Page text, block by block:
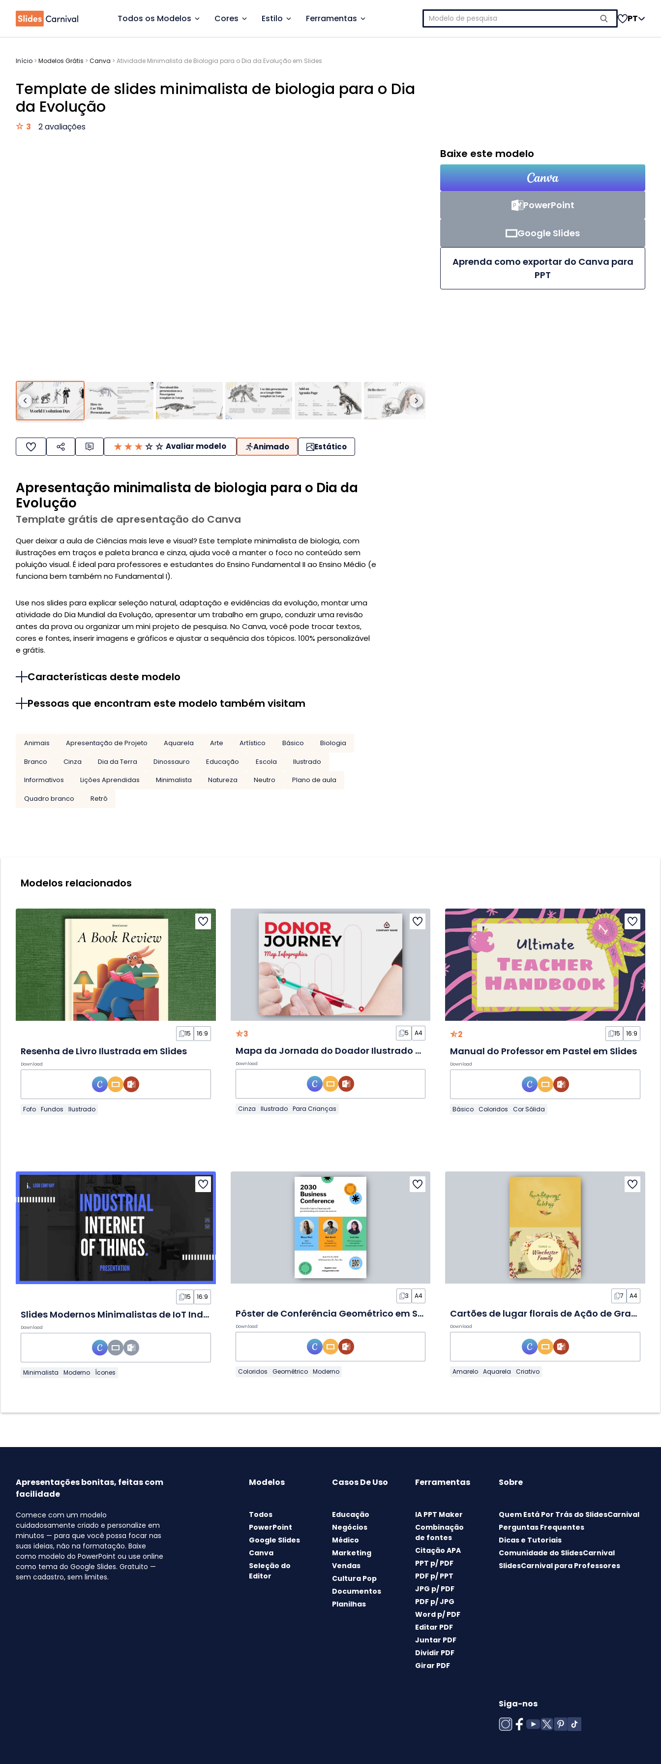
Todos os Modelos Cores Estilo Ferramentas
Pesquisar
por:
PT
Início > Modelos Grátis > Canva > Atividade Minimalista de Biologia para o Dia da Evolução em Slides
Template de slides minimalista de biologia para o Dia
da Evolução
3 2 avaliações
Avaliar modelo Animado Estático
Apresentação minimalista de biologia para o Dia da
Evolução
Template grátis de apresentação do Canva
Quer deixar a aula de Ciências mais leve e visual? Este template minimalista de biologia, com
ilustrações em traços e paleta branca e cinza, ajuda você a manter o foco no conteúdo sem
poluição visual. É ideal para professores e estudantes do Ensino Fundamental II ao Ensino Médio (e
funciona bem também no Fundamental I).
Use nos slides para explicar seleção natural, adaptação e evidências da evolução, montar uma
atividade do Dia Mundial da Evolução, apresentar um trabalho em grupo, conduzir uma revisão
antes da prova ou organizar um mini projeto de pesquisa. No Canva, você pode trocar textos,
cores e fontes, inserir imagens e gráficos e ajustar a sequência dos tópicos. 100% personalizável
e grátis.
Características deste modelo
Pessoas que encontram este modelo também visitam
Animais Apresentação de Projeto Aquarela Arte Artístico Básico
Biologia
Branco
Cinza Dia da Terra Dinossauro Educação Escola
Ilustrado
Informativos
Lições Aprendidas Minimalista Natureza Neutro
Plano de aula
Quadro branco
Retrô
Baixe este modelo
PowerPoint
Google Slides
Aprenda como exportar do Canva para
PPT
Modelos relacionados
15 16:9
Resenha de Livro Ilustrada em Slides
Download
Fofo Fundos Ilustrado
3 5 A4
Mapa da Jornada do Doador Ilustrado em Infográfico
Download
Cinza Ilustrado Para Crianças
2 15 16:9
Manual do Professor em Pastel em Slides
Download
Básico Coloridos Cor Sólida
15 16:9
Slides Modernos Minimalistas de IoT Industrial
Download
Minimalista Moderno Ícones
3 A4
Pôster de Conferência Geométrico em Slides
Download
Coloridos Geométrico Moderno
7 A4
Cartões de lugar florais de Ação de Graças em Slides
Download
Amarelo Aquarela Criativo
Apresentações bonitas, feitas com
facilidade
Comece com um modelo
cuidadosamente criado e personalize em
minutos — para que você possa focar nas
suas ideias, não na formatação. Baixe
como modelo do PowerPoint ou use online
como tema do Google Slides. Gratuito —
sem cadastro, sem limites.
Modelos
Todos
PowerPoint
Google Slides
Canva
Seleção do
Editor
Casos De Uso
Educação
Negócios
Médico
Marketing
Vendas
Cultura Pop
Documentos
Planilhas
Ferramentas
IA PPT Maker
Combinação
de fontes
Citação APA
PPT p/ PDF
PDF p/ PPT
JPG p/ PDF
PDF p/ JPG
Word p/ PDF
Editar PDF
Juntar PDF
Dividir PDF
Girar PDF
Sobre
Quem Está Por Trás do SlidesCarnival
Perguntas Frequentes
Dicas e Tutoriais
Comunidade do SlidesCarnival
SlidesCarnival para Professores
Siga-nos